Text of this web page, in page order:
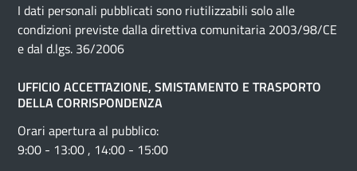
I dati personali pubblicati sono riutilizzabili solo alle
condizioni previste dalla direttiva comunitaria 2003/98/CE
e dal d.lgs. 36/2006
UFFICIO ACCETTAZIONE, SMISTAMENTO E TRASPORTO
DELLA CORRISPONDENZA
Orari apertura al pubblico:
9:00 - 13:00 , 14:00 - 15:00